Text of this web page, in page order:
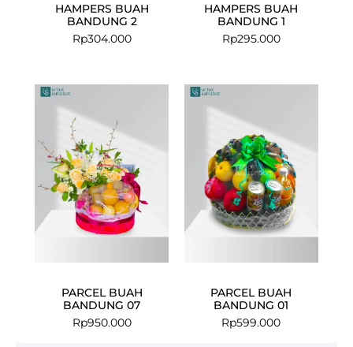
HAMPERS BUAH
BANDUNG 2
Rp304.000
HAMPERS BUAH
BANDUNG 1
Rp295.000
PARCEL BUAH
BANDUNG 07
Rp950.000
PARCEL BUAH
BANDUNG 01
Rp599.000